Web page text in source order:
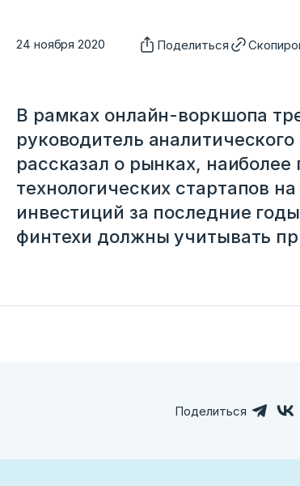
24 ноября 2020 Поделиться
В рамках онлайн-воркшопа
руководитель
рассказал о рынках,
технологических стартапов
инвестиций за последние
финтехи должны учитывать
Поделиться